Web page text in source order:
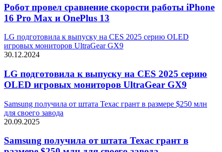
Робот провел сравнение скорости работы iPhone
16 Pro Max и OnePlus 13
LG подготовила к выпуску на CES 2025 серию OLED
игровых мониторов UltraGear GX9
30.12.2024
LG подготовила к выпуску на CES 2025 серию
OLED игровых мониторов UltraGear GX9
Samsung получила от штата Техас грант в размере $250 млн
для своего завода
20.09.2025
Samsung получила от штата Техас грант в